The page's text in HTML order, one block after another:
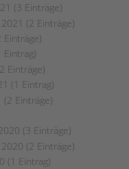
(3 Einträge)
(2 Einträge)
Einträge)
Eintrag)
Einträge)
(1 Eintrag)
(2 Einträge)
(3 Einträge)
(2 Einträge)
(1 Eintrag)